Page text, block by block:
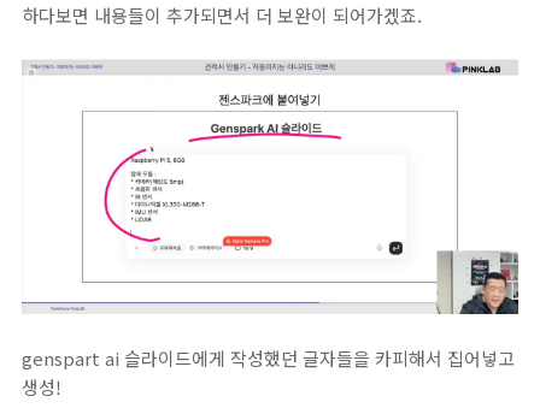
하다보면 내용들이 추가되면서 더 보완이 되어가겠죠.
genspart ai 슬라이드에게 작성했던 글자들을 카피해서 집어넣고
생성!